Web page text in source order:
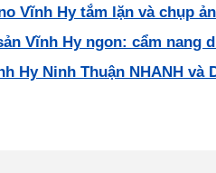
Vĩnh Hy tắm lặn và chụp
Vĩnh Hy ngon: cẩm nang
Hy Ninh Thuận NHANH và